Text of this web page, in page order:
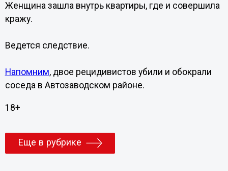
Женщина зашла внутрь квартиры, где и совершила
кражу.
Ведется следствие.
Напомним, двое рецидивистов убили и обокрали
соседа в Автозаводском районе.
18+
Еще в рубрике